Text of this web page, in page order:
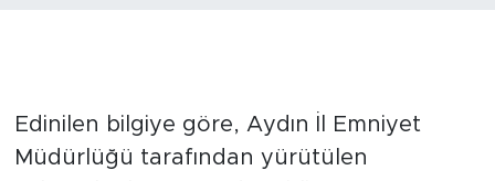
Edinilen bilgiye göre, Aydın İl Emniyet
Müdürlüğü tarafından yürütülen